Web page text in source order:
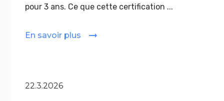
pour 3 ans. Ce que cette certification ...
En savoir plus
22.3.2026